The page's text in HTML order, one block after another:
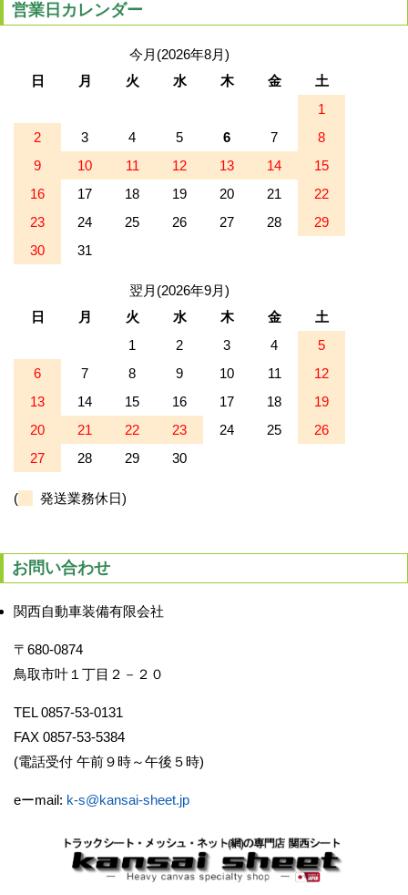
営業日カレンダー
今月(2026年8月)
日
月 火 水 木 金
土
1
2
3 4 5 6 7
8
9
10 11 12 13 14
15
16
17 18 19 20 21
22
23
24 25 26 27 28
29
30
31
翌月(2026年9月)
日
月 火 水 木 金
土
1
2 3 4
5
6
7 8 9 10 11
12
13
14 15 16 17 18
19
20
21 22 23 24 25
26
27
28 29 30
( 発送業務休日)
お問い合わせ
関西自動車装備有限会社
〒680-0874
鳥取市叶１丁目２－２０
TEL 0857-53-0131
FAX 0857-53-5384
(電話受付 午前９時～午後５時)
eーmail: k-s@kansai-sheet.jp